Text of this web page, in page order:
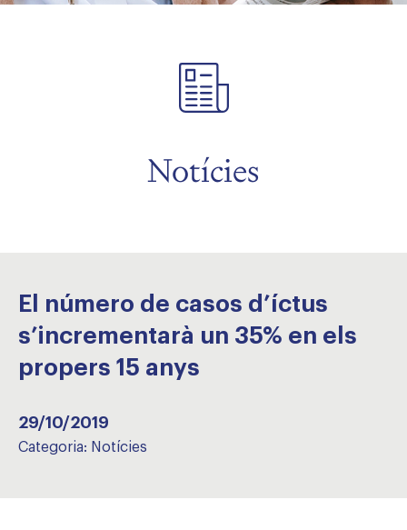
Notícies
El número de casos d’íctus
s’incrementarà un 35% en els
propers 15 anys
29/10/2019
Categoria: Notícies